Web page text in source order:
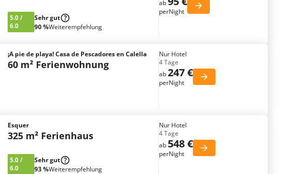
5.0/
6.0
Sehr gut
90 %Weiterempfehlung
ab
perNight
¡A pie de playa! Casa de Pescadores en Calella
60 m² Ferienwohnung
Nur Hotel
4 Tage
ab247 €
perNight
Esquer
325 m² Ferienhaus
5.0/
6.0
Sehr gut
93 %Weiterempfehlung
Nur Hotel
4 Tage
ab 548 €
perNight